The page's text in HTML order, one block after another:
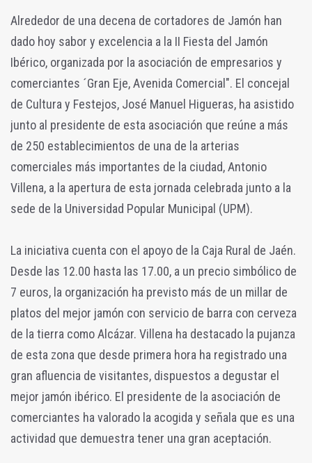
Alrededor de una decena de cortadores de Jamón han
dado hoy sabor y excelencia a la II Fiesta del Jamón
Ibérico, organizada por la asociación de empresarios y
comerciantes ´Gran Eje, Avenida Comercial". El concejal
de Cultura y Festejos, José Manuel Higueras, ha asistido
junto al presidente de esta asociación que reúne a más
de 250 establecimientos de una de la arterias
comerciales más importantes de la ciudad, Antonio
Villena, a la apertura de esta jornada celebrada junto a la
sede de la Universidad Popular Municipal (UPM).
La iniciativa cuenta con el apoyo de la Caja Rural de Jaén.
Desde las 12.00 hasta las 17.00, a un precio simbólico de
7 euros, la organización ha previsto más de un millar de
platos del mejor jamón con servicio de barra con cerveza
de la tierra como Alcázar. Villena ha destacado la pujanza
de esta zona que desde primera hora ha registrado una
gran afluencia de visitantes, dispuestos a degustar el
mejor jamón ibérico. El presidente de la asociación de
comerciantes ha valorado la acogida y señala que es una
actividad que demuestra tener una gran aceptación.